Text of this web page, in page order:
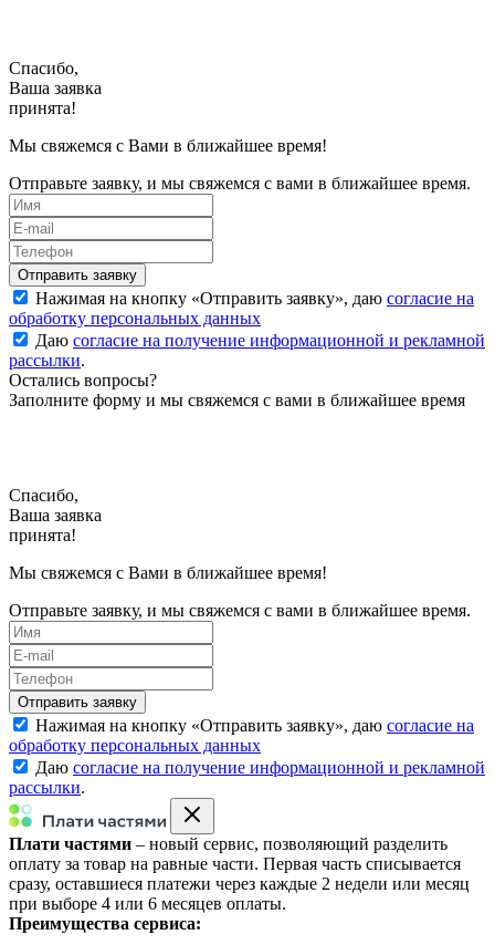
Спасибо,
Ваша заявка
принята!
Мы свяжемся с Вами в ближайшее время!
Отправьте заявку, и мы свяжемся с вами в ближайшее время.
Нажимая на кнопку «Отправить заявку», даю согласие на
обработку персональных данных
Даю согласие на получение информационной и рекламной
рассылки.
Остались вопросы?
Заполните форму и мы свяжемся с вами в ближайшее время
Спасибо,
Ваша заявка
принята!
Мы свяжемся с Вами в ближайшее время!
Отправьте заявку, и мы свяжемся с вами в ближайшее время.
Нажимая на кнопку «Отправить заявку», даю согласие на
обработку персональных данных
Даю согласие на получение информационной и рекламной
рассылки.
Плати частями – новый сервис, позволяющий разделить
оплату за товар на равные части. Первая часть списывается
сразу, оставшиеся платежи через каждые 2 недели или месяц
при выборе 4 или 6 месяцев оплаты.
Преимущества сервиса: